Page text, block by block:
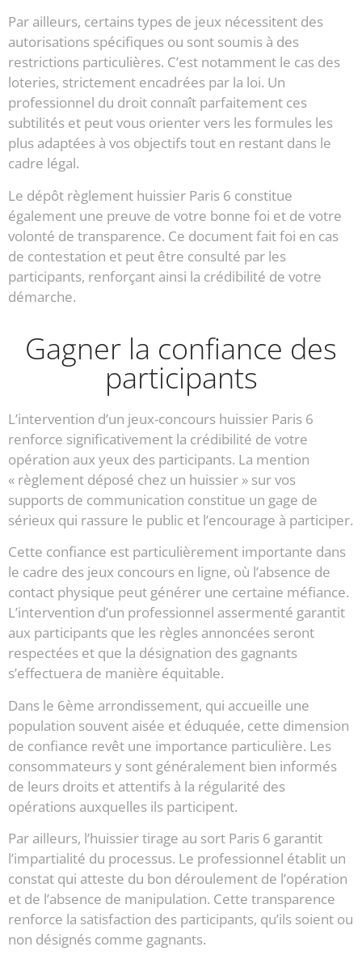
Par ailleurs, certains types de jeux nécessitent des
autorisations spécifiques ou sont soumis à des
restrictions particulières. C’est notamment le cas des
loteries, strictement encadrées par la loi. Un
professionnel du droit connaît parfaitement ces
subtilités et peut vous orienter vers les formules les
plus adaptées à vos objectifs tout en restant dans le
cadre légal.
Le dépôt règlement huissier Paris 6 constitue
également une preuve de votre bonne foi et de votre
volonté de transparence. Ce document fait foi en cas
de contestation et peut être consulté par les
participants, renforçant ainsi la crédibilité de votre
démarche.
Gagner la confiance des
participants
L’intervention d’un jeux-concours huissier Paris 6
renforce significativement la crédibilité de votre
opération aux yeux des participants. La mention
« règlement déposé chez un huissier » sur vos
supports de communication constitue un gage de
sérieux qui rassure le public et l’encourage à participer.
Cette confiance est particulièrement importante dans
le cadre des jeux concours en ligne, où l’absence de
contact physique peut générer une certaine méfiance.
L’intervention d’un professionnel assermenté garantit
aux participants que les règles annoncées seront
respectées et que la désignation des gagnants
s’effectuera de manière équitable.
Dans le 6ème arrondissement, qui accueille une
population souvent aisée et éduquée, cette dimension
de confiance revêt une importance particulière. Les
consommateurs y sont généralement bien informés
de leurs droits et attentifs à la régularité des
opérations auxquelles ils participent.
Par ailleurs, l’huissier tirage au sort Paris 6 garantit
l’impartialité du processus. Le professionnel établit un
constat qui atteste du bon déroulement de l’opération
et de l’absence de manipulation. Cette transparence
renforce la satisfaction des participants, qu’ils soient ou
non désignés comme gagnants.